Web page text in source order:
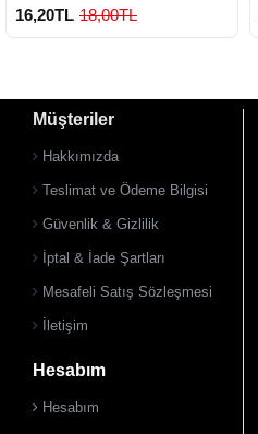
16,20TL 18,00TL
Müşteriler
Hakkımızda
Teslimat ve Ödeme Bilgisi
Güvenlik & Gizlilik
İptal & İade Şartları
Mesafeli Satış Sözleşmesi
İletişim
Hesabım
Hesabım